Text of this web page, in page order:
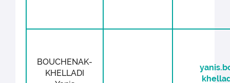
BOUCHENAK-
KHELLADI